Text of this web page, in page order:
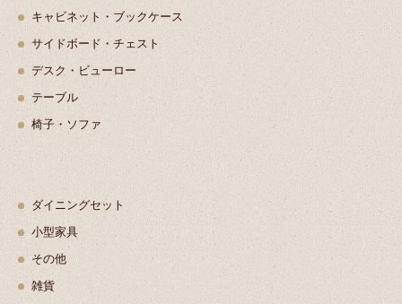
キャビネット・ブックケース
サイドボード・チェスト
デスク・ビューロー
テーブル
椅子・ソファ
ダイニングセット
小型家具
その他
雑貨